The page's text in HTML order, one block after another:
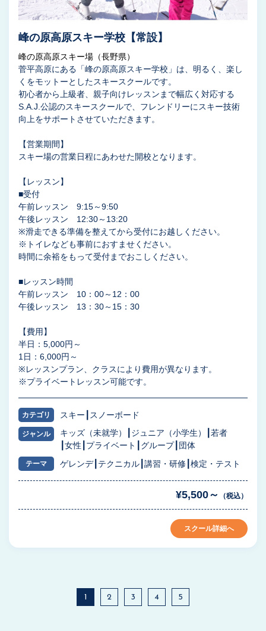
峰の原高原スキー学校【常設】
峰の原高原スキー場（長野県）
菅平高原にある「峰の原高原スキー学校」は、明るく、楽し
くをモットーとしたスキースクールです。
初心者から上級者、親子向けレッスンまで幅広く対応する
S.A.J.公認のスキースクールで、フレンドリーにスキー技術
向上をサポートさせていただきます。
【営業期間】
スキー場の営業日程にあわせた開校となります。
【レッスン】
■受付
午前レッスン 9:15～9:50
午後レッスン 12:30～13:20
※滑走できる準備を整えてから受付にお越しください。
※トイレなども事前におすませください。
時間に余裕をもって受付までおこしください。
■レッスン時間
午前レッスン 10：00～12：00
午後レッスン 13：30～15：30
【費用】
半日：5,000円～
1日：6,000円～
※レッスンプラン、クラスにより費用が異なります。
※プライベートレッスン可能です。
カテゴリ スキー スノーボード
ジャンル キッズ（未就学） ジュニア（小学生）
若者
女性
プライベート グループ 団体
テーマ ゲレンデ テクニカル 講習・研修 検定・テスト
¥5,500～ （税込）
スクール詳細へ
1 2 3 4 5